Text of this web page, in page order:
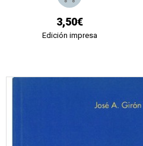
3,50€
Edición impresa